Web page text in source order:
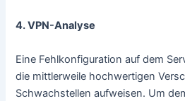
4. VPN-Analyse
Eine Fehlkonfiguration auf dem
die mittlerweile hochwertigen
Schwachstellen aufweisen. Um